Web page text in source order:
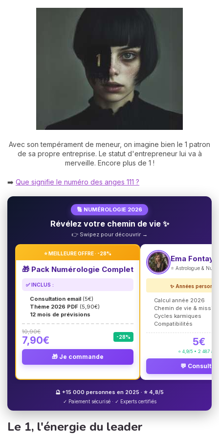
Avec son tempérament de meneur, on imagine bien le 1 patron
de sa propre entreprise. Le statut d'entrepreneur lui va à
merveille. Encore plus de 1 !
➡️ Que signifie le numéro des anges 111 ?
🔢 NUMÉROLOGIE 2026
Révélez votre chemin de vie ✨
👉 Swipez pour découvrir →
⭐ MEILLEURE OFFRE · -28%
🎁 Pack Numérologie Complet
✅ INCLUS :
Consultation email (5€)
Thème 2026 PDF (5,90€)
12 mois de prévisions
10,90€
7,90€ -28%
🎁 Je commande
Ema
⭐ Astrologue &
✨ Années
Calcul année 2026
Chemin de vie &
Cycles karmiques
Compatibilités
5€
⭐ 4,9/5 • 2 487
💬 Consulter
🔮 +15 000 personnes en 2025 · ⭐ 4,8/5
✓ Paiement sécurisé · ✓ Experts certifiés
Le 1, l'énergie du leader